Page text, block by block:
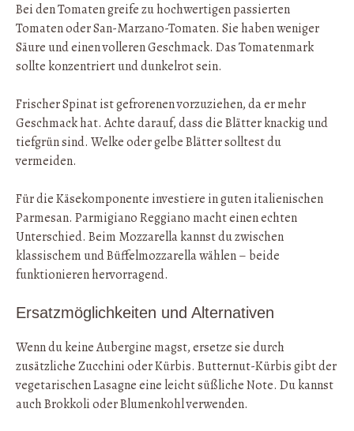
Bei den Tomaten greife zu hochwertigen passierten
Tomaten oder San-Marzano-Tomaten. Sie haben weniger
Säure und einen volleren Geschmack. Das Tomatenmark
sollte konzentriert und dunkelrot sein.
Frischer Spinat ist gefrorenen vorzuziehen, da er mehr
Geschmack hat. Achte darauf, dass die Blätter knackig und
tiefgrün sind. Welke oder gelbe Blätter solltest du
vermeiden.
Für die Käsekomponente investiere in guten italienischen
Parmesan. Parmigiano Reggiano macht einen echten
Unterschied. Beim Mozzarella kannst du zwischen
klassischem und Büffelmozzarella wählen – beide
funktionieren hervorragend.
Ersatzmöglichkeiten und Alternativen
Wenn du keine Aubergine magst, ersetze sie durch
zusätzliche Zucchini oder Kürbis. Butternut-Kürbis gibt der
vegetarischen Lasagne eine leicht süßliche Note. Du kannst
auch Brokkoli oder Blumenkohl verwenden.